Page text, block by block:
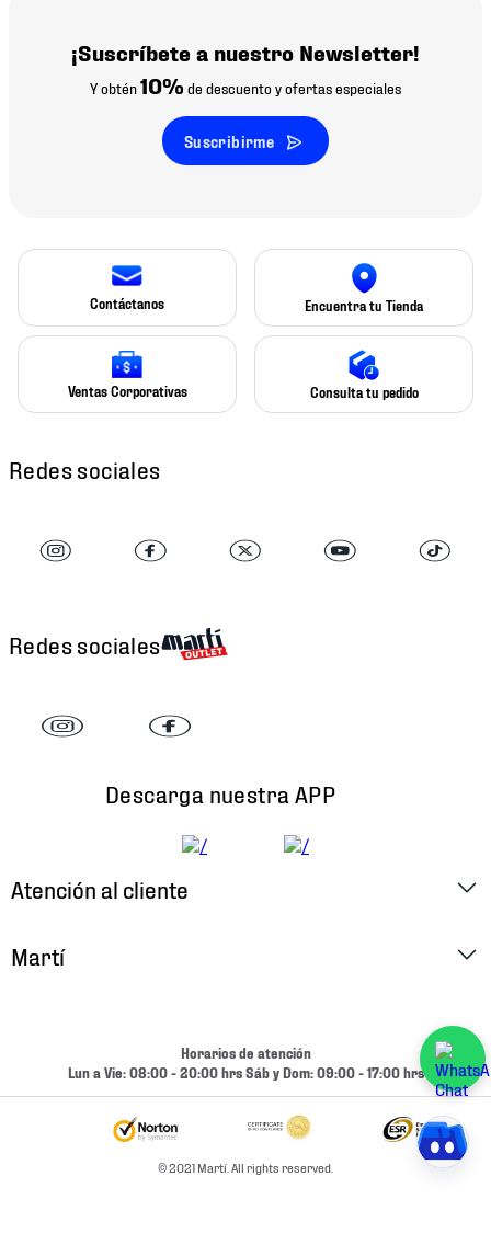
¡Suscríbete a nuestro Newsletter!
Y obtén10% de descuento y ofertas especiales
Suscribirme
Contáctanos Encuentra tu Tienda
Ventas Corporativas Consulta tu pedido
Redes sociales
Redes sociales
Descarga nuestra APP
Atención al cliente
Cambios y Devoluciones
Condiciones de Entrega
Martí
Términos y Condiciones
Horarios de atención
Lun a Vie: 08:00 - 20:00 hrs Sáb y Dom: 09:00 - 17:00 hrs
© 2021 Martí. All rights reserved.